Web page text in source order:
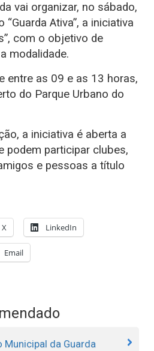
vai organizar, no sábado,
Ativa”, a iniciativa
com o objetivo de
modalidade.
entre as 09 e as 13 horas,
do Parque Urbano do
a iniciativa é aberta a
podem participar clubes,
e pessoas a título
X LinkedIn
Email
Municipal da Guarda